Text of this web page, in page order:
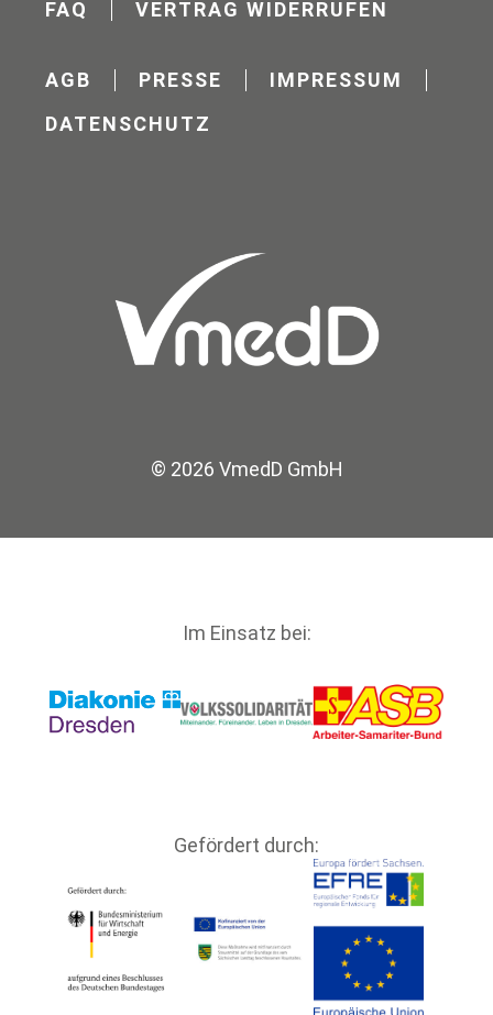
FAQ
VERTRAG WIDERRUFEN
AGB PRESSE
IMPRESSUM
DATENSCHUTZ
© 2026 VmedD GmbH
Im Einsatz bei:
Gefördert durch: